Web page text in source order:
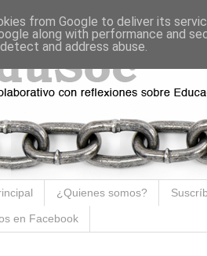
¿Quienes somos?
en Facebook
from Google to deliver its
along with performance and
and address abuse.